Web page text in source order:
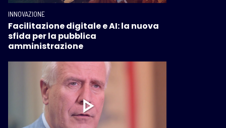
INNOVAZIONE
Facilitazione digitale e AI: la nuova
sfida per la pubblica
amministrazione